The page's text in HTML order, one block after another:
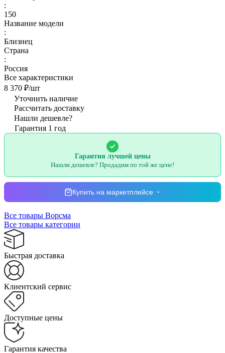
:
150
Название модели
:
Близнец
Страна
:
Россия
Все характеристики
8 370 ₽/шт
Уточнить наличие
Рассчитать доставку
Нашли дешевле?
Гарантия 1 год
Гарантия лучшей цены
Нашли дешевле? Продадим по той же цене!
Купить на маркетплейсе
Все товары Ворсма
Все товары категории
Быстрая доставка
Клиентский сервис
Доступные цены
Гарантия качества